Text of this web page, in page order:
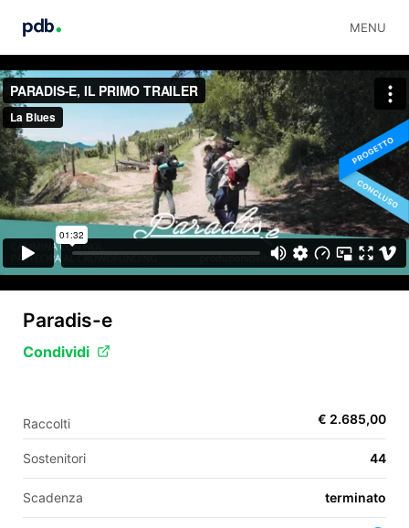
MENU
EN
Paradis-e
Condividi
Raccolti € 2.685,00
Sostenitori 44
Scadenza terminato